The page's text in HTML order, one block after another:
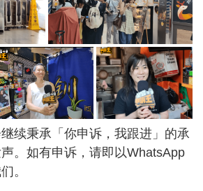
继续秉承「你申诉，我跟进」的承
。如有申诉，请即以WhatsApp
。